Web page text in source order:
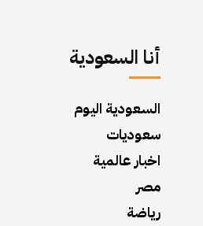
أنا السعودية
السعودية اليوم
سعوديات
اخبار عالمية
مصر
رياضة